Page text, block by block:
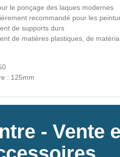
le ponçage des laques modernes
recommandé pour les
de supports durs
de matières plastiques, de
: 125mm
- Vente